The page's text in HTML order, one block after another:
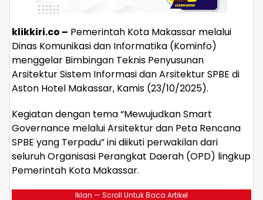
klikkiri.co – Pemerintah Kota Makassar melalui
Dinas Komunikasi dan Informatika (Kominfo)
menggelar Bimbingan Teknis Penyusunan
Arsitektur Sistem Informasi dan Arsitektur SPBE di
Aston Hotel Makassar, Kamis (23/10/2025).
Kegiatan dengan tema “Mewujudkan Smart
Governance melalui Arsitektur dan Peta Rencana
SPBE yang Terpadu” ini diikuti perwakilan dari
seluruh Organisasi Perangkat Daerah (OPD) lingkup
Pemerintah Kota Makassar.
Iklan — Scroll Untuk Baca Artikel